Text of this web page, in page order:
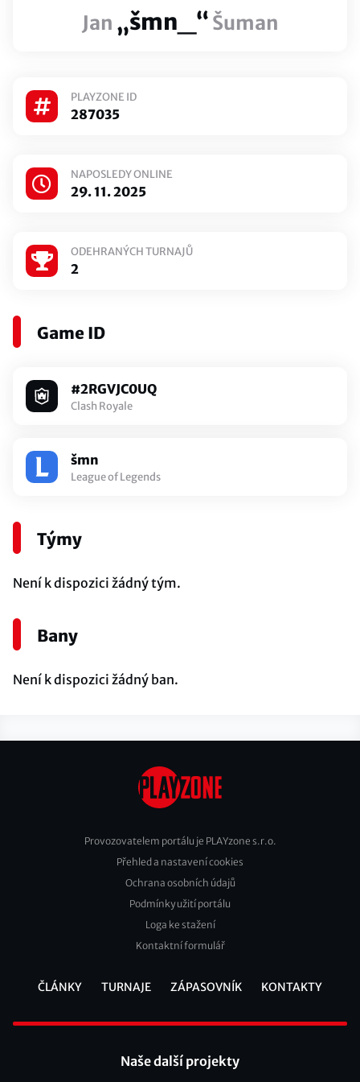
Jan „šmn_“Šuman
PLAYZONE ID
287035
NAPOSLEDY ONLINE
29. 11. 2025
ODEHRANÝCH TURNAJŮ
2
Game ID
#2RGVJC0UQ
Clash Royale
šmn
League of Legends
Týmy
Není k dispozici žádný tým.
Bany
Není k dispozici žádný ban.
Footer
Provozovatelem portálu je PLAYzone s.r.o.
Přehled a nastavení cookies
Ochrana osobních údajů
Podmínky užití portálu
Loga ke stažení
Kontaktní formulář
ČLÁNKY TURNAJE ZÁPASOVNÍK KONTAKTY
Naše další projekty